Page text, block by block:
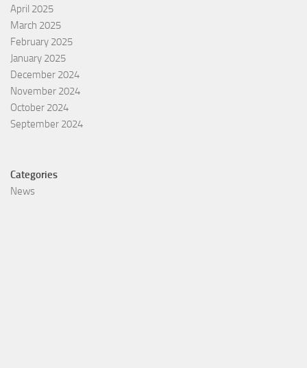
April 2025
March 2025
February 2025
January 2025
December 2024
November 2024
October 2024
September 2024
Categories
News